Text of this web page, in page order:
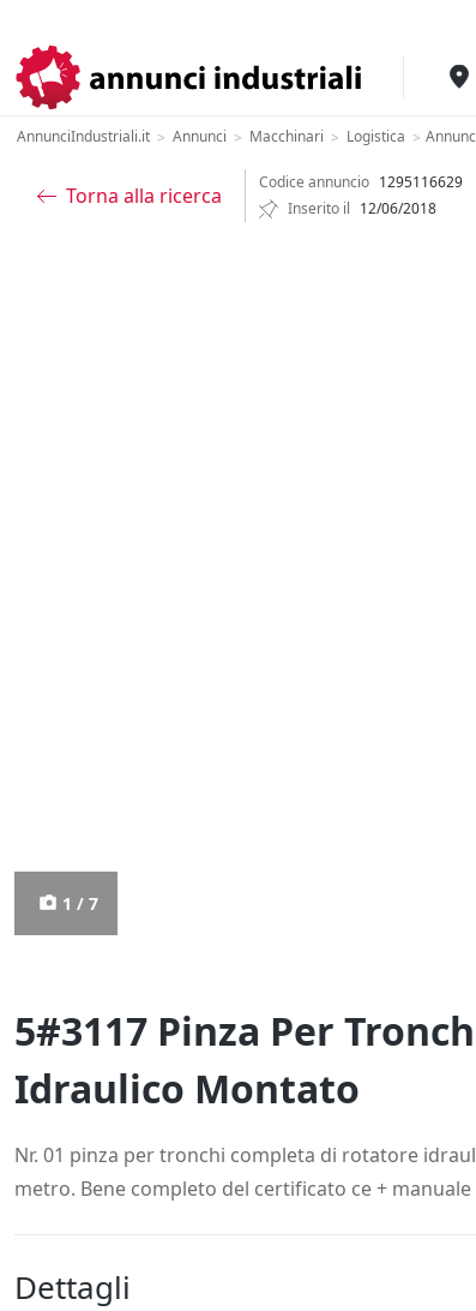
AnnunciIndustriali.it > Annunci > Macchinari > Logistica >
Torna alla ricerca
Codice annuncio 1295116629
Inserito il 12/06/2018
1 / 7
5#3117 Pinza Per
Idraulico Montato
Nr. 01 pinza per tronchi completa di rotatore
metro. Bene completo del certificato ce +
Dettagli